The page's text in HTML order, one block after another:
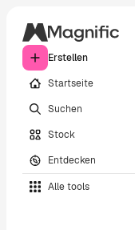
Erstellen
Startseite
Suchen
Stock
Entdecken
Alle tools